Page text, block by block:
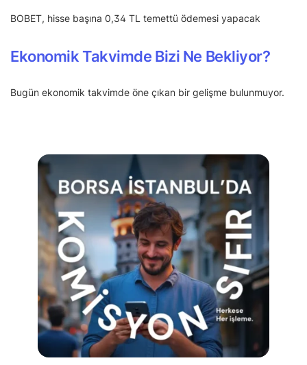
BOBET, hisse başına 0,34 TL temettü ödemesi yapacak
Ekonomik Takvimde Bizi Ne Bekliyor?
Bugün ekonomik takvimde öne çıkan bir gelişme bulunmuyor.